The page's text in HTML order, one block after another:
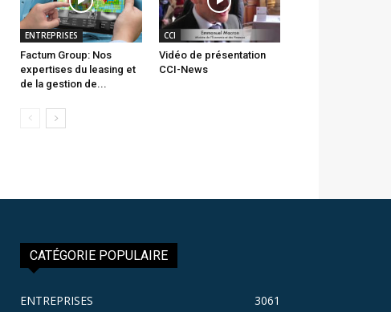
ENTREPRISES
Factum Group: Nos
expertises du leasing et
de la gestion de...
CCI
Vidéo de présentation
CCI-News
CATÉGORIE POPULAIRE
ENTREPRISES 3061